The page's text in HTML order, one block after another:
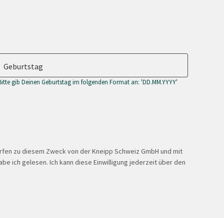
Geburtstag
gib Deinen Geburtstag im folgenden Format an: 'DD.MM.YYYY'
zu diesem Zweck von der Kneipp Schweiz GmbH und mit
ich gelesen. Ich kann diese Einwilligung jederzeit über den